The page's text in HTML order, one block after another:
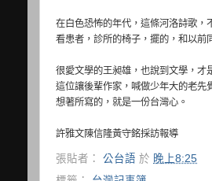
在白色恐怖的年代，這條河洛詩歌，
看患者，診所的椅子，擺的，和以前
很愛文學的王昶雄，也說到文學，才
這位讓後輩作家，喊做少年大的老先
想著所寫的，就是一份台灣心。
許雅文陳信隆黃守銘採訪報導
張貼者： 公台語 於 晚上8:25